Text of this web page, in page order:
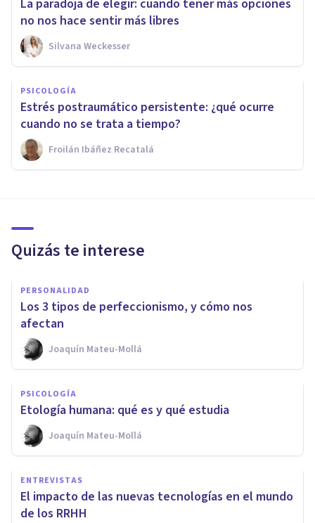
La paradoja de elegir: cuando tener más opciones
no nos hace sentir más libres
Silvana Weckesser
PSICOLOGÍA
Estrés postraumático persistente: ¿qué ocurre
cuando no se trata a tiempo?
Froilán Ibáñez Recatalá
Quizás te interese
PERSONALIDAD
Los 3 tipos de perfeccionismo, y cómo nos
afectan
Joaquín Mateu-Mollá
PSICOLOGÍA
Etología humana: qué es y qué estudia
Joaquín Mateu-Mollá
ENTREVISTAS
El impacto de las nuevas tecnologías en el mundo
de los RRHH